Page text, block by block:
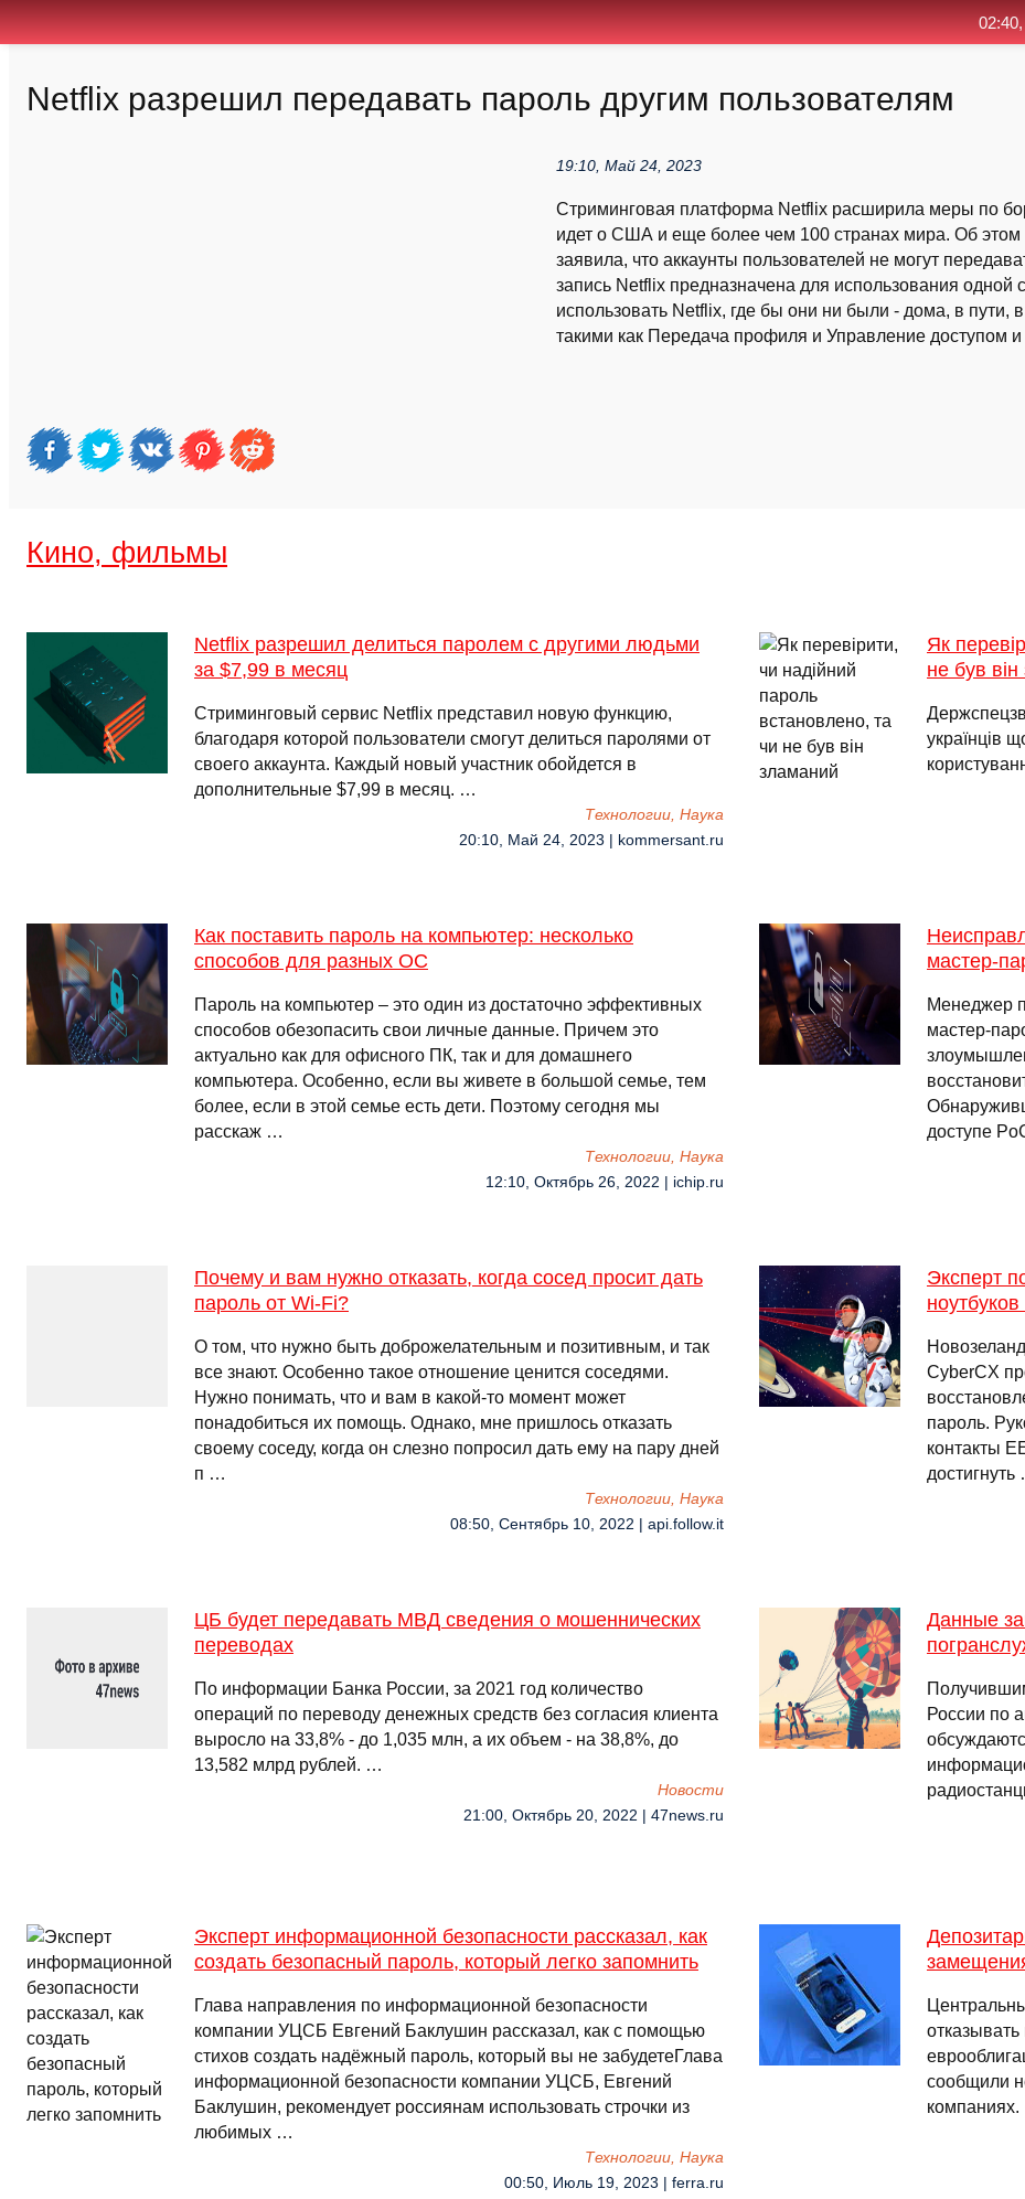
Netflix разрешил передавать пароль другим пользователям
19:10, Май 24, 2023
Стриминговая платформа Netflix расширила меры по
идет о США и еще более чем 100 странах мира. Об этом
заявила, что аккаунты пользователей не могут
запись Netflix предназначена для использования
использовать Netflix, где бы они ни были - дома, в пути,
такими как Передача профиля и Управление доступом и
Кино, фильмы
Netflix разрешил делиться паролем с другими людьми
за $7,99 в месяц
Стриминговый сервис Netflix представил новую функцию,
благодаря которой пользователи смогут делиться паролями от
своего аккаунта. Каждый новый участник обойдется в
дополнительные $7,99 в месяц. …
Технологии, Наука
20:10, Май 24, 2023 | kommersant.ru
Як
не був
українців
Как поставить пароль на компьютер: несколько
способов для разных ОС
Пароль на компьютер – это один из достаточно эффективных
способов обезопасить свои личные данные. Причем это
актуально как для офисного ПК, так и для домашнего
компьютера. Особенно, если вы живете в большой семье, тем
более, если в этой семье есть дети. Поэтому сегодня мы
расскаж …
Технологии, Наука
12:10, Октябрь 26, 2022 | ichip.ru
мастер-
Менеджер
мастер-
доступе
Почему и вам нужно отказать, когда сосед просит дать
пароль от Wi-Fi?
О том, что нужно быть доброжелательным и позитивным, и так
все знают. Особенно такое отношение ценится соседями.
Нужно понимать, что и вам в какой-то момент может
понадобиться их помощь. Однако, мне пришлось отказать
своему соседу, когда он слезно попросил дать ему на пару дней
п …
Технологии, Наука
08:50, Сентябрь 10, 2022 | api.follow.it
Эксперт
CyberCX
пароль.
контакты
достигнуть
ЦБ будет передавать МВД сведения о мошеннических
переводах
По информации Банка России, за 2021 год количество
операций по переводу денежных средств без согласия клиента
выросло на 33,8% - до 1,035 млн, а их объем - на 38,8%, до
13,582 млрд рублей. …
Новости
21:00, Октябрь 20, 2022 | 47news.ru
Данные
России по
Эксперт информационной безопасности рассказал, как
создать безопасный пароль, который легко запомнить
Глава направления по информационной безопасности
компании УЦСБ Евгений Баклушин рассказал, как с помощью
стихов создать надёжный пароль, который вы не забудетеГлава
информационной безопасности компании УЦСБ, Евгений
Баклушин, рекомендует россиянам использовать строчки из
любимых …
Технологии, Наука
00:50, Июль 19, 2023 | ferra.ru
сообщили